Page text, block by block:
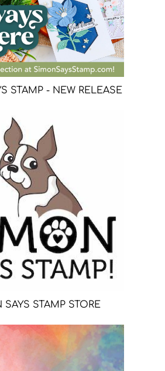
STAMP - NEW RELEASE
SAYS STAMP STORE